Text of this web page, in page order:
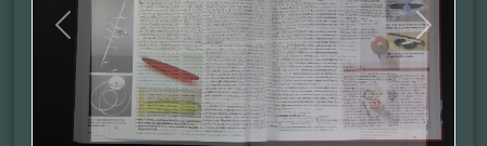
Previous Next